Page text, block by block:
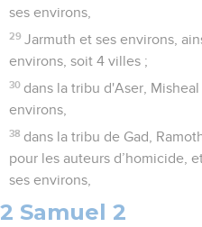
ses environs,
29 Jarmuth et ses environs,
environs, soit 4 villes ;
30 dans la tribu d'Aser,
environs,
38 dans la tribu de Gad,
pour les auteurs d’homicide,
ses environs,
2 Samuel 2